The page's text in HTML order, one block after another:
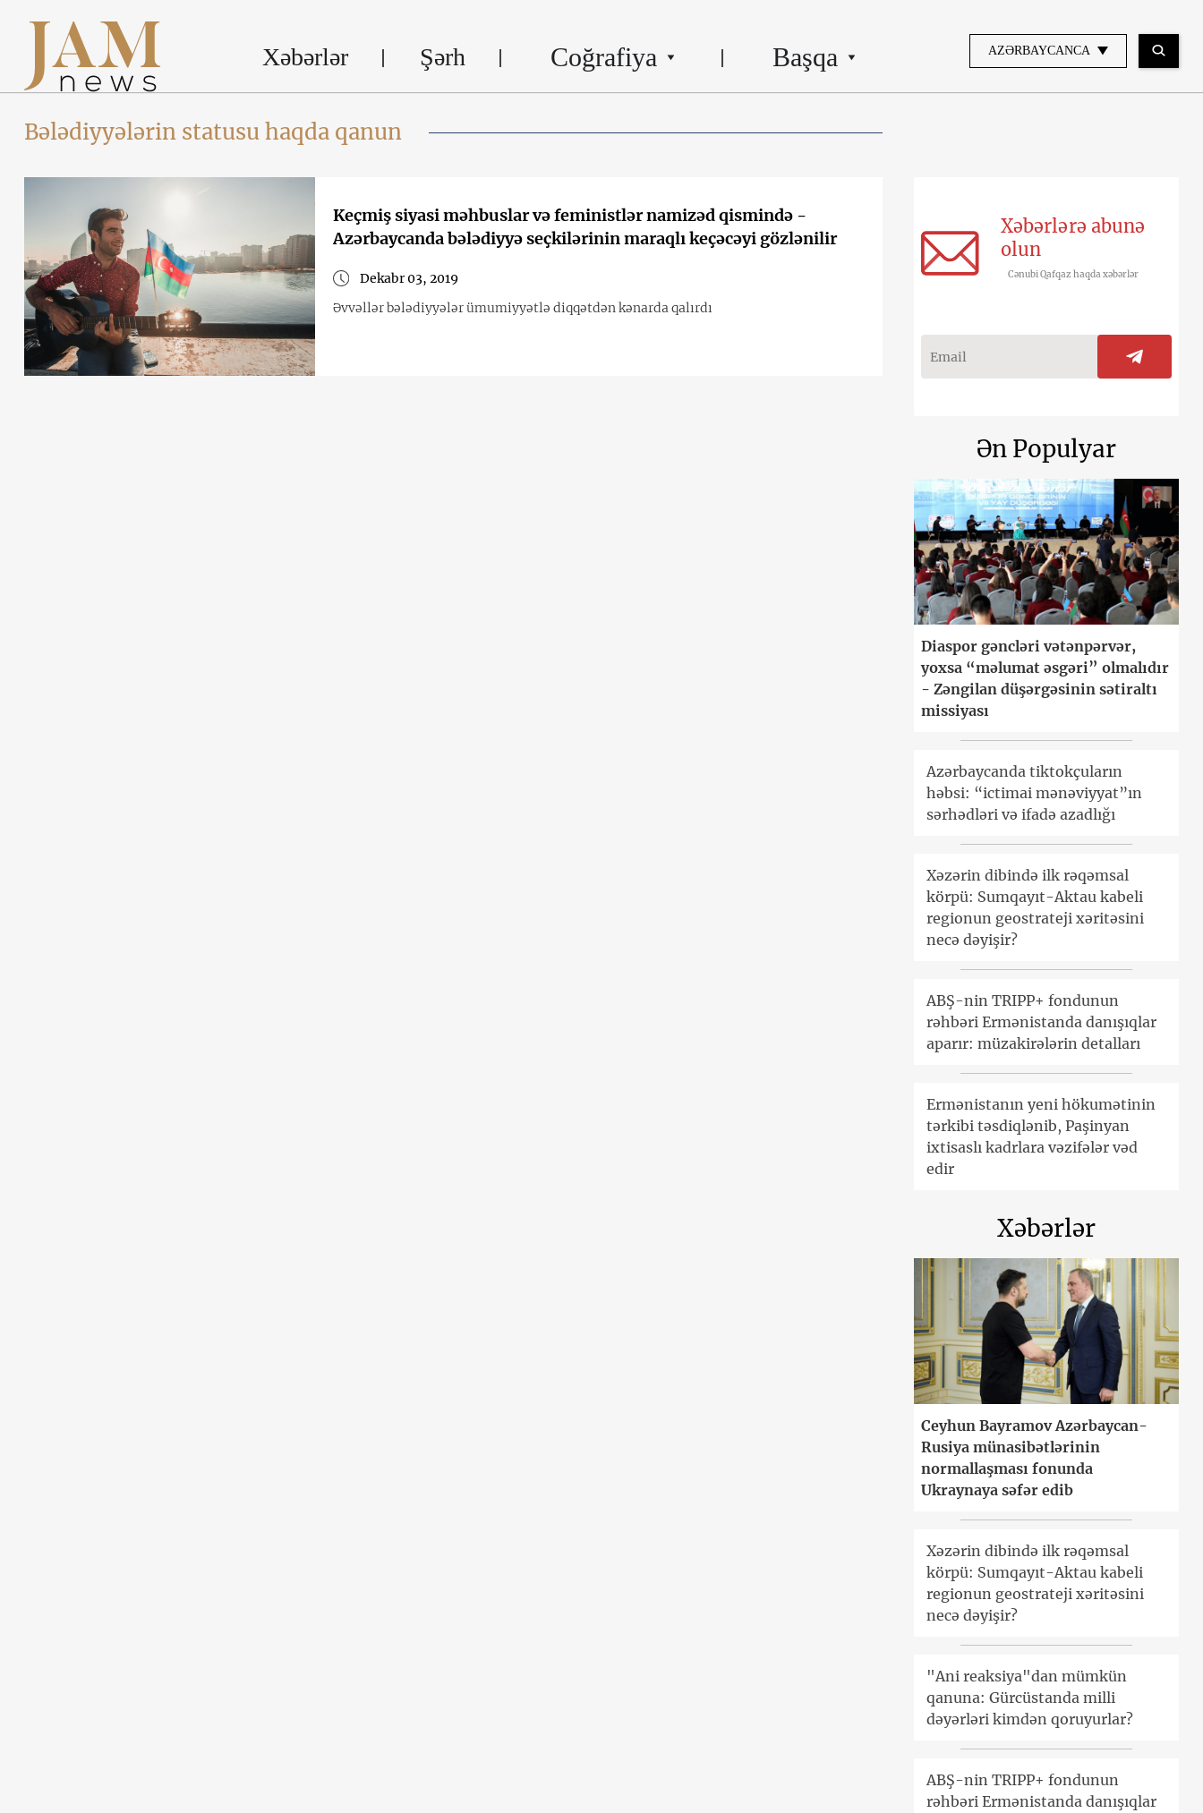
Xəbərlər Şərh Coğrafiya Başqa AZƏRBAYCANCA
Bələdiyyələrin statusu haqda qanun
Keçmiş siyasi məhbuslar və feministlər namizəd qismində -
Azərbaycanda bələdiyyə seçkilərinin maraqlı keçəcəyi gözlənilir
Dekabr 03, 2019
Əvvəllər bələdiyyələr ümumiyyətlə diqqətdən kənarda qalırdı
Xəbərlərə abunə
olun
Cənubi Qafqaz haqda xəbərlər
Ən Populyar
Diaspor gəncləri vətənpərvər,
yoxsa “məlumat əsgəri” olmalıdır
- Zəngilan düşərgəsinin sətiraltı
missiyası
Azərbaycanda tiktokçuların
həbsi: “ictimai mənəviyyat”ın
sərhədləri və ifadə azadlığı
Xəzərin dibində ilk rəqəmsal
körpü: Sumqayıt-Aktau kabeli
regionun geostrateji xəritəsini
necə dəyişir?
ABŞ-nin TRIPP+ fondunun
rəhbəri Ermənistanda danışıqlar
aparır: müzakirələrin detalları
Ermənistanın yeni hökumətinin
tərkibi təsdiqlənib, Paşinyan
ixtisaslı kadrlara vəzifələr vəd
edir
Xəbərlər
Ceyhun Bayramov Azərbaycan-
Rusiya münasibətlərinin
normallaşması fonunda
Ukraynaya səfər edib
Xəzərin dibində ilk rəqəmsal
körpü: Sumqayıt-Aktau kabeli
regionun geostrateji xəritəsini
necə dəyişir?
"Ani reaksiya"dan mümkün
qanuna: Gürcüstanda milli
dəyərləri kimdən qoruyurlar?
ABŞ-nin TRIPP+ fondunun
rəhbəri Ermənistanda danışıqlar